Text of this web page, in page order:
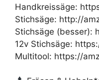
Handkreissäge:
Stichsäge: http://
Stichsäge (besser):
12v Stichsäge:
Multitool: https://